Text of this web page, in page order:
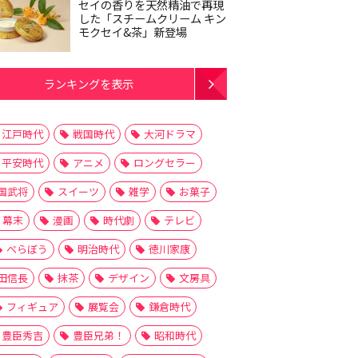
セイの香りを天然精油で再現
した「スチームクリーム キン
モクセイ&茶」新登場
ランキングを表示
江戸時代 戦国時代
大河ドラマ
平安時代
アニメ
ロングセラー
武将
スイーツ 雑学
お菓子
幕末
漫画 時代劇
テレビ
べらぼう
明治時代
徳川家康
信長
抹茶 デザイン
文房具
フィギュア
展覧会
鎌倉時代
豊臣秀吉
豊臣兄弟！
昭和時代